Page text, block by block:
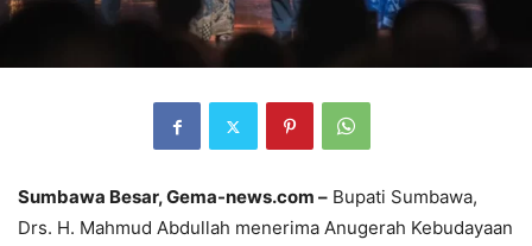
Sumbawa Besar, Gema-news.com – Bupati Sumbawa,
Drs. H. Mahmud Abdullah menerima Anugerah Kebudayaan